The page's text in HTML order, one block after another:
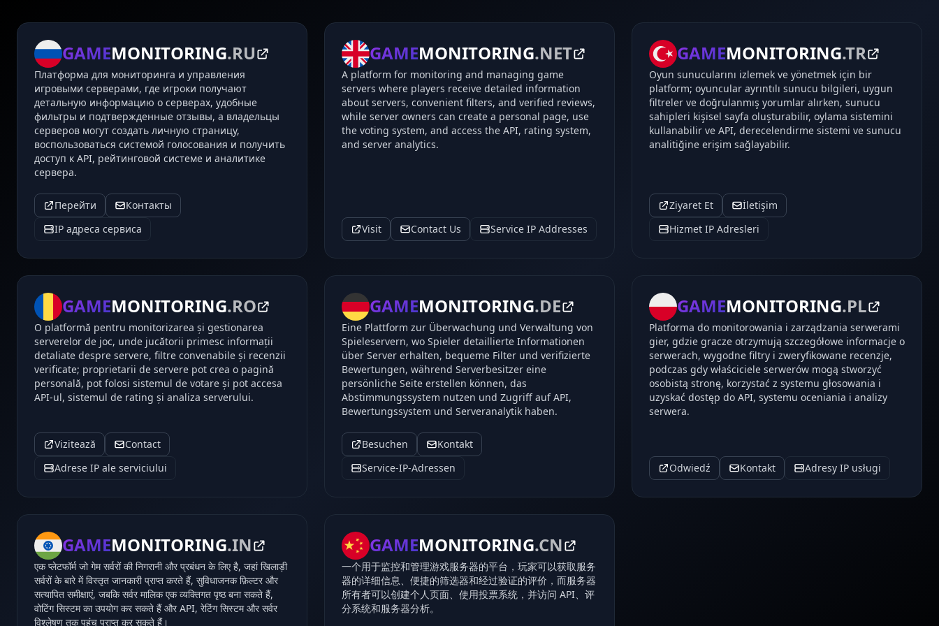
GAMEMONITORING.RU
Платформа для мониторинга и управления
игровыми серверами, где игроки получают
детальную информацию о серверах, удобные
фильтры и подтвержденные отзывы, а владельцы
серверов могут создать личную страницу,
воспользоваться системой голосования и получить
доступ к API, рейтинговой системе и аналитике
сервера.
Перейти
Контакты
IP адреса сервиса
GAMEMONITORING.NET
A platform for monitoring and managing game
servers where players receive detailed information
about servers, convenient filters, and verified reviews,
while server owners can create a personal page, use
the voting system, and access the API, rating system,
and server analytics.
Visit Contact Us Service IP Addresses
GAMEMONITORING.TR
Oyun sunucularını izlemek ve yönetmek için bir
platform; oyuncular ayrıntılı sunucu bilgileri, uygun
filtreler ve doğrulanmış yorumlar alırken, sunucu
sahipleri kişisel sayfa oluşturabilir, oylama sistemini
kullanabilir ve API, derecelendirme sistemi ve sunucu
analitiğine erişim sağlayabilir.
Ziyaret Et
İletişim
Hizmet IP Adresleri
GAMEMONITORING.RO
O platformă pentru monitorizarea și gestionarea
serverelor de joc, unde jucătorii primesc informații
detaliate despre servere, filtre convenabile și recenzii
verificate; proprietarii de servere pot crea o pagină
personală, pot folosi sistemul de votare și pot accesa
API-ul, sistemul de rating și analiza serverului.
Vizitează
Contact
Adrese IP ale serviciului
GAMEMONITORING.DE
Eine Plattform zur Überwachung und Verwaltung von
Spieleservern, wo Spieler detaillierte Informationen
über Server erhalten, bequeme Filter und verifizierte
Bewertungen, während Serverbesitzer eine
persönliche Seite erstellen können, das
Abstimmungssystem nutzen und Zugriff auf API,
Bewertungssystem und Serveranalytik haben.
Besuchen
Kontakt
Service-IP-Adressen
GAMEMONITORING.PL
Platforma do monitorowania i zarządzania serwerami
gier, gdzie gracze otrzymują szczegółowe informacje o
serwerach, wygodne filtry i zweryfikowane recenzje,
podczas gdy właściciele serwerów mogą stworzyć
osobistą stronę, korzystać z systemu głosowania i
uzyskać dostęp do API, systemu oceniania i analizy
serwera.
Odwiedź Kontakt Adresy IP usługi
GAMEMONITORING.IN
एक प्लेटफॉर्म जो गेम सर्वरों की निगरानी और प्रबंधन के लिए है, जहां खिलाड़ी
सर्वरों के बारे में विस्तृत जानकारी प्राप्त करते हैं, सुविधाजनक फ़िल्टर और
सत्यापित समीक्षाएं, जबकि सर्वर मालिक एक व्यक्तिगत पृष्ठ बना सकते हैं,
वोटिंग सिस्टम का उपयोग कर सकते हैं और API, रेटिंग सिस्टम और सर्वर
विश्लेषण तक पहुंच प्राप्त कर सकते हैं।
GAMEMONITORING.CN
一个用于监控和管理游戏服务器的平台，玩家可以获取服务
器的详细信息、便捷的筛选器和经过验证的评价，而服务器
所有者可以创建个人页面、使用投票系统，并访问 API、评
分系统和服务器分析。